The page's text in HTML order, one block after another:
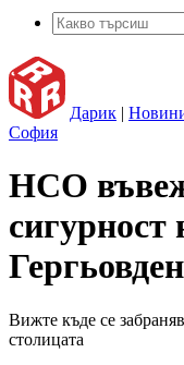
Дарик |
София
НСО
сигурност
Гергьовден
Вижте къде се
столицата